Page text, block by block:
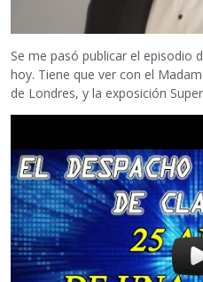
Se me pasó publicar el episodio
hoy. Tiene que ver con el
de Londres, y la exposición